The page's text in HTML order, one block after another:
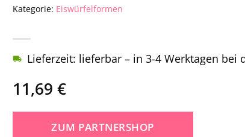
11,69 €
Lieferzeit: lieferbar – in 3-4 Werktagen bei
ZUM PARTNERSHOP
Kategorie: Eiswürfelformen